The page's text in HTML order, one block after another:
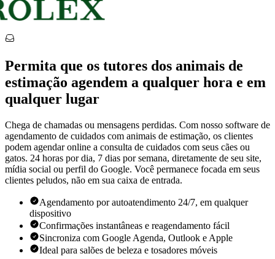
Permita que os tutores dos animais de
estimação agendem a qualquer hora e em
qualquer lugar
Chega de chamadas ou mensagens perdidas. Com nosso software de
agendamento de cuidados com animais de estimação, os clientes
podem agendar online a consulta de cuidados com seus cães ou
gatos. 24 horas por dia, 7 dias por semana, diretamente de seu site,
mídia social ou perfil do Google. Você permanece focada em seus
clientes peludos, não em sua caixa de entrada.
Agendamento por autoatendimento 24/7, em qualquer
dispositivo
Confirmações instantâneas e reagendamento fácil
Sincroniza com Google Agenda, Outlook e Apple
Ideal para salões de beleza e tosadores móveis